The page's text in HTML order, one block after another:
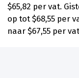
$65,82 per vat.
op tot $68,55 per
naar $67,55 per